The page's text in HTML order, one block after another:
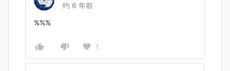
约 6 年前
%%%
1